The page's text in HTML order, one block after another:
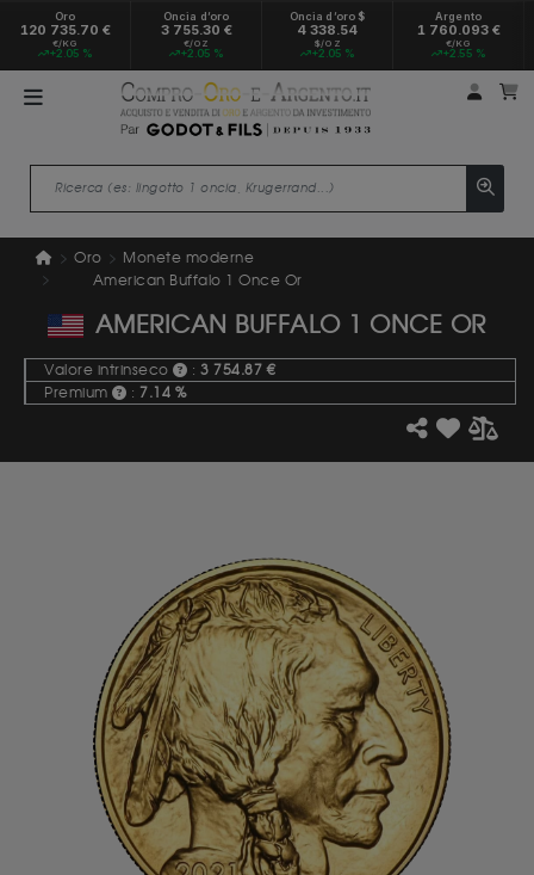
Oro
120 735.70 €
€/KG
+2.05 %
Oncia d’oro
3 755.30 €
€/OZ
+2.05 %
Oncia d’oro $
4 338.54
$/OZ
+2.05 %
Argento
1 760.093 €
€/KG
+2.55 %
Il mio
Oro
Monete moderne
American Buffalo 1 Once Or
AMERICAN BUFFALO 1 ONCE OR
Valore intrinseco : 3 754.87 €
Premium
: 7.14 %